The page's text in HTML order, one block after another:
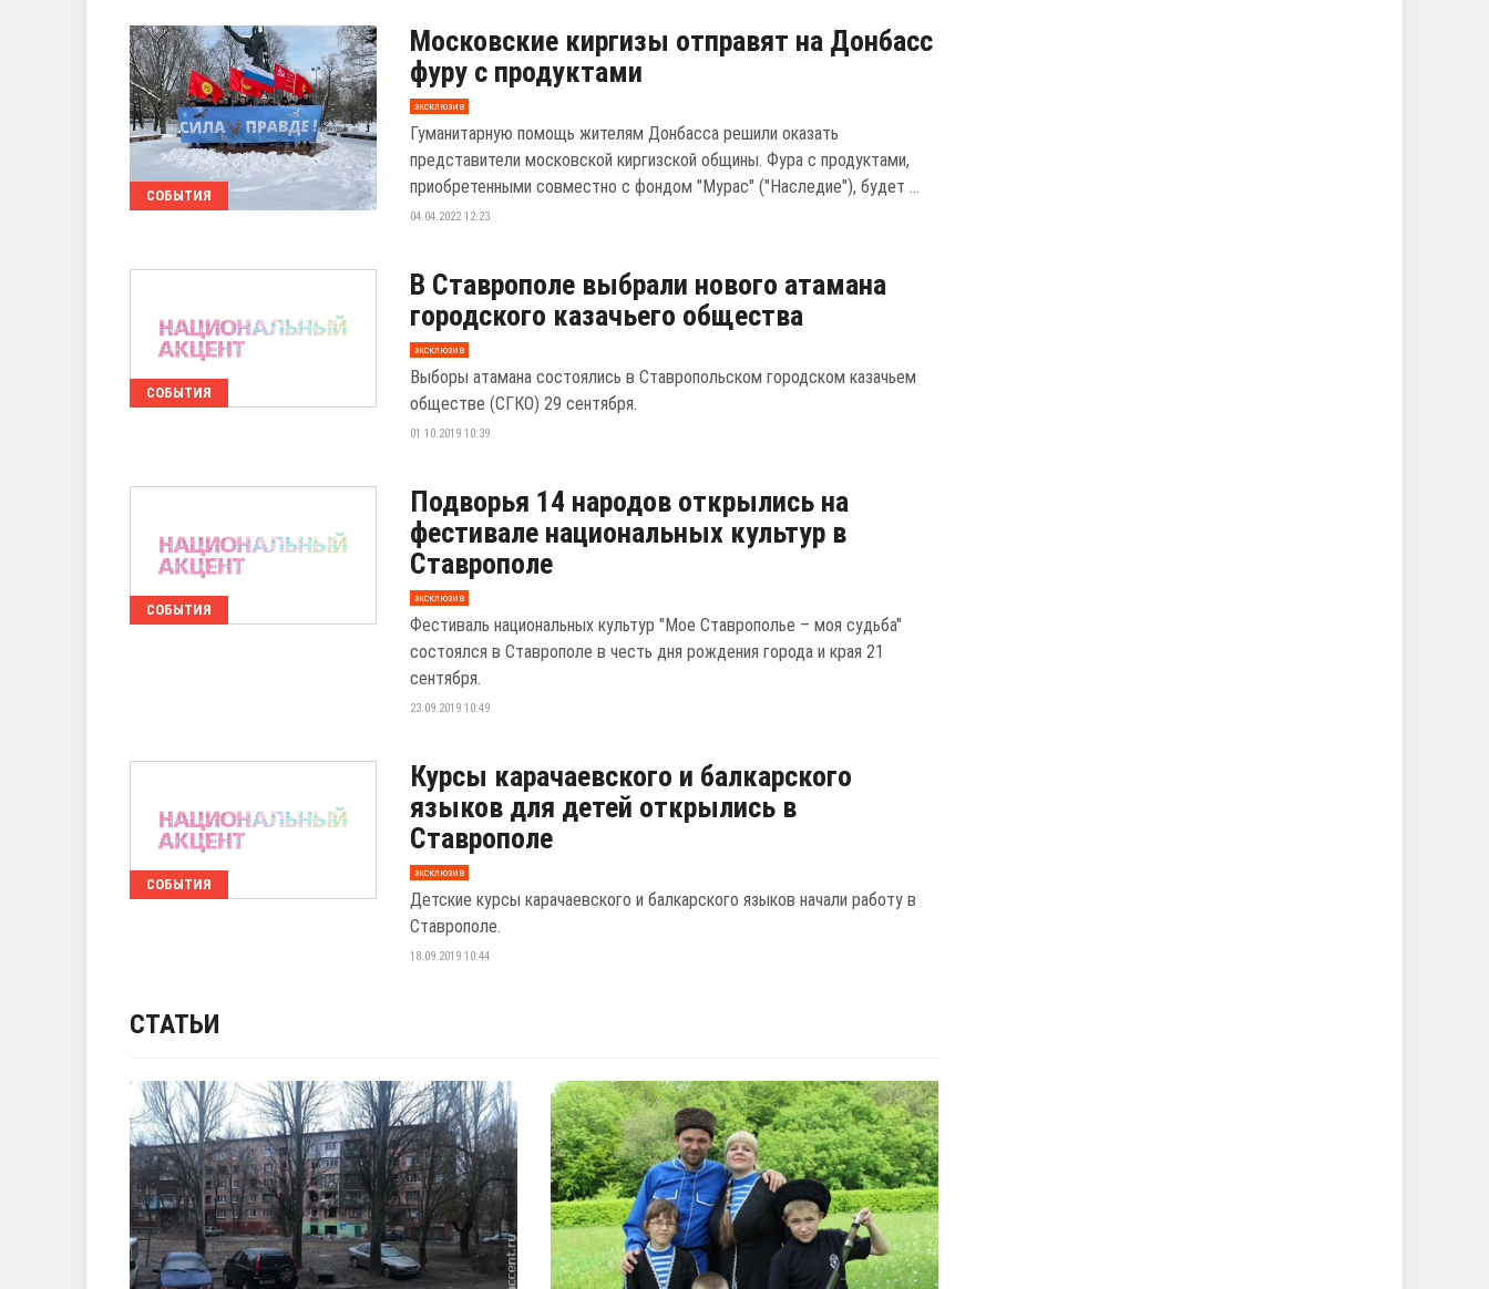
СОБЫТИЯ
Московские киргизы отправят на Донбасс
фуру с продуктами
эксклюзив
Гуманитарную помощь жителям Донбасса решили оказать
представители московской киргизской общины. Фура с продуктами,
приобретенными совместно с фондом "Мурас" ("Наследие"), будет ...
04.04.2022 12:23
СОБЫТИЯ
В Ставрополе выбрали нового атамана
городского казачьего общества
эксклюзив
Выборы атамана состоялись в Ставропольском городском казачьем
обществе (СГКО) 29 сентября.
01.10.2019 10:39
СОБЫТИЯ
Подворья 14 народов открылись на
фестивале национальных культур в
Ставрополе
эксклюзив
Фестиваль национальных культур "Мое Ставрополье – моя судьба"
состоялся в Ставрополе в честь дня рождения города и края 21
сентября.
23.09.2019 10:49
СОБЫТИЯ
Курсы карачаевского и балкарского
языков для детей открылись в
Ставрополе
эксклюзив
Детские курсы карачаевского и балкарского языков начали работу в
Ставрополе.
18.09.2019 10:44
СТАТЬИ